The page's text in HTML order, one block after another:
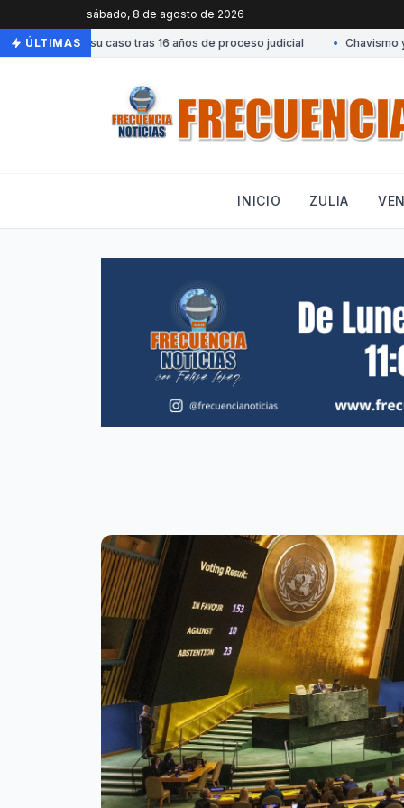
sábado, 8 de agosto de 2026
ÚLTIMAS
cierre de su caso tras 16 años de proceso judicial Chavismo y
INICIO ZULIA